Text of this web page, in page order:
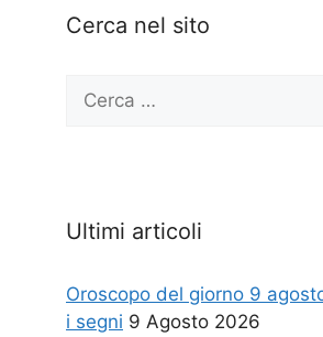
Cerca nel sito
per:
Ultimi articoli
Oroscopo del giorno 9
i segni 9 Agosto 2026